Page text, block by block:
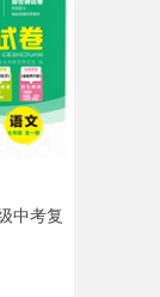
中考复